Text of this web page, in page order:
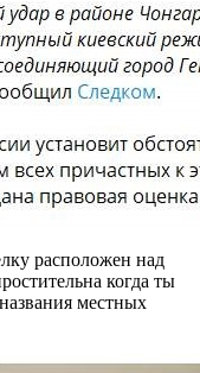
расположен над
когда ты
местных